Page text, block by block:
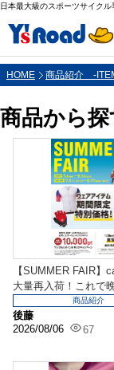
日本最大級のスポーツサイク
HOME 商品紹介 -
商品から探
【SUMMER FAIR】
大量再入荷！これで
後藤
2026/08/06
67
商品紹介